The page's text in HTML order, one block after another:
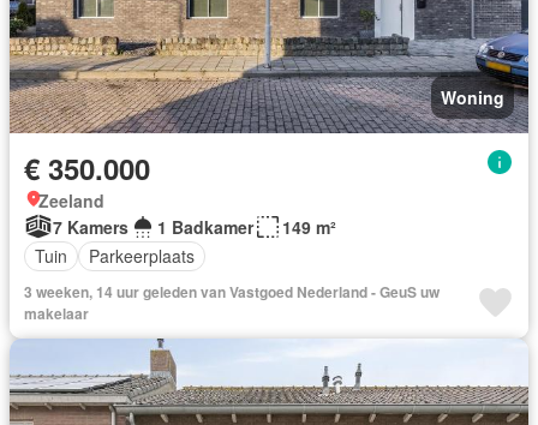
Woning
€ 350.000
Zeeland
7 Kamers
1 Badkamer
149 m²
Tuin
Parkeerplaats
3 weeken, 14 uur geleden van Vastgoed Nederland - GeuS uw
makelaar